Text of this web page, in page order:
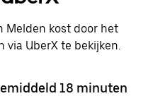
Melden kost door het
UberX te bekijken.
18 minuten